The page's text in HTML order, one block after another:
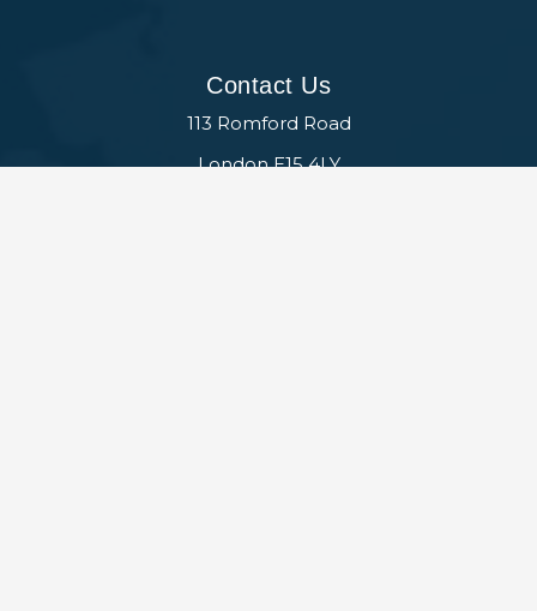
Contact Us
113 Romford Road
London E15 4LY